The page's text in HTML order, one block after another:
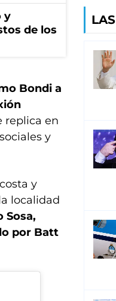
y
de los
Bondi a
replica en
y
y
localidad
Sosa,
por Batt